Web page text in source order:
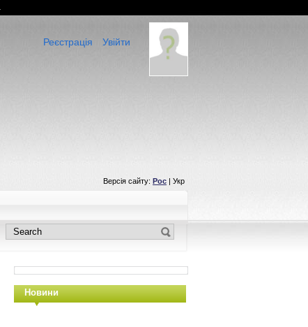
Увійти
Реєстрація
Версія сайту: Рос | Укр
Новини